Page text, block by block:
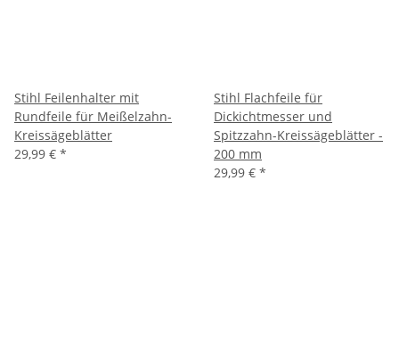
Stihl Feilenhalter mit
Rundfeile für Meißelzahn-
Kreissägeblätter
29,99 € *
Stihl Flachfeile für
Dickichtmesser und
Spitzzahn-Kreissägeblätter -
200 mm
29,99 € *